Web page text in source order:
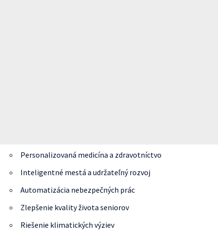
Personalizovaná medicína a zdravotníctvo
Inteligentné mestá a udržateľný rozvoj
Automatizácia nebezpečných prác
Zlepšenie kvality života seniorov
Riešenie klimatických výziev